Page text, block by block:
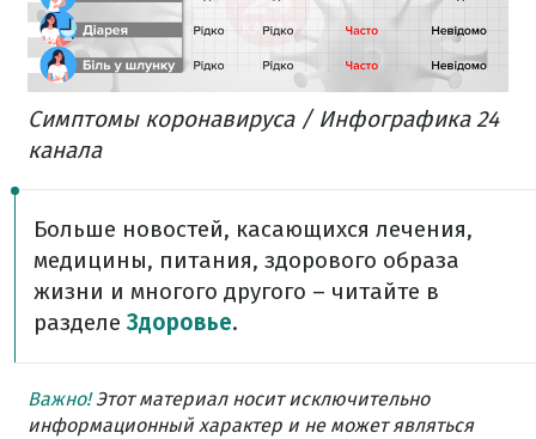
Симптомы коронавируса / Инфографика 24
канала
Больше новостей, касающихся лечения,
медицины, питания, здорового образа
жизни и многого другого – читайте в
разделе Здоровье.
Важно!Этот материал носит исключительно
информационный характер и не может являться